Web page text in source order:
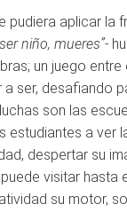
pudiera aplicar la
niño, mueres”-
un juego
a ser, desafiando
son las
estudiantes a ver
despertar su
visitar hasta
su motor,